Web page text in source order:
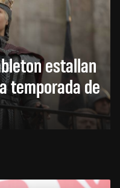
estallan
temporada de